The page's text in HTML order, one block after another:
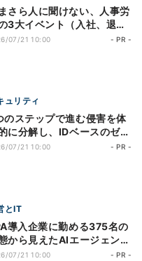
さら人に聞けない、人事労
3大イベント（入社、退
異動）における各種手続き
07/21 10:00 - PR -
ュリティ
のステップで進む侵害を体
に分解し、IDベースのゼロ
ストセキュリティ体制を構
07/21 10:00 - PR -
とIT
導入企業に勤める375名の
から見えたAIエージェント
のリアル ─調査レポートか
07/21 10:00 - PR -